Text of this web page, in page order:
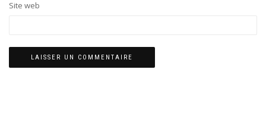
Site web